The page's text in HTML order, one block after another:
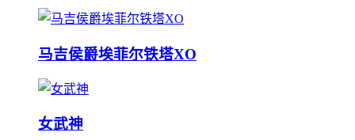
马吉侯爵埃菲尔铁塔XO
女武神